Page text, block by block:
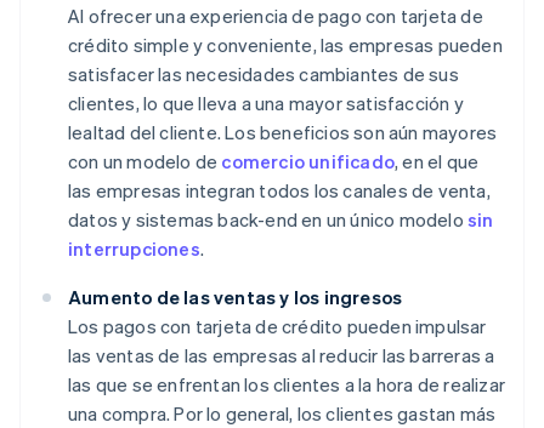
Al ofrecer una experiencia de pago con tarjeta de
crédito simple y conveniente, las empresas pueden
satisfacer las necesidades cambiantes de sus
clientes, lo que lleva a una mayor satisfacción y
lealtad del cliente. Los beneficios son aún mayores
con un modelo de comercio unificado, en el que
las empresas integran todos los canales de venta,
datos y sistemas back-end en un único modelosin
interrupciones.
Aumento de las ventas y los ingresos
Los pagos con tarjeta de crédito pueden impulsar
las ventas de las empresas al reducir las barreras a
las que se enfrentan los clientes a la hora de realizar
una compra. Por lo general, los clientes gastan más